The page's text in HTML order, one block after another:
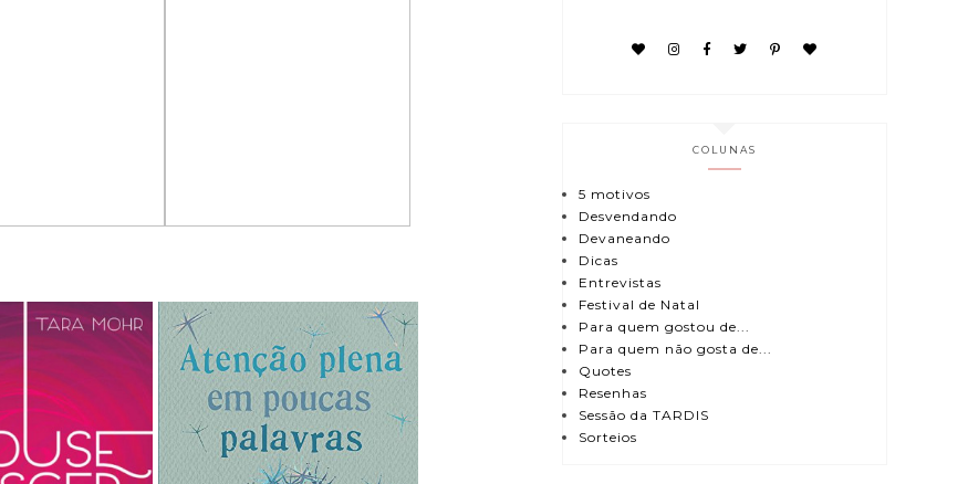
COLUNAS
5 motivos
Desvendando
Devaneando
Dicas
Entrevistas
Festival de Natal
Para quem gostou de...
Para quem não gosta de...
Quotes
Resenhas
Sessão da TARDIS
Sorteios